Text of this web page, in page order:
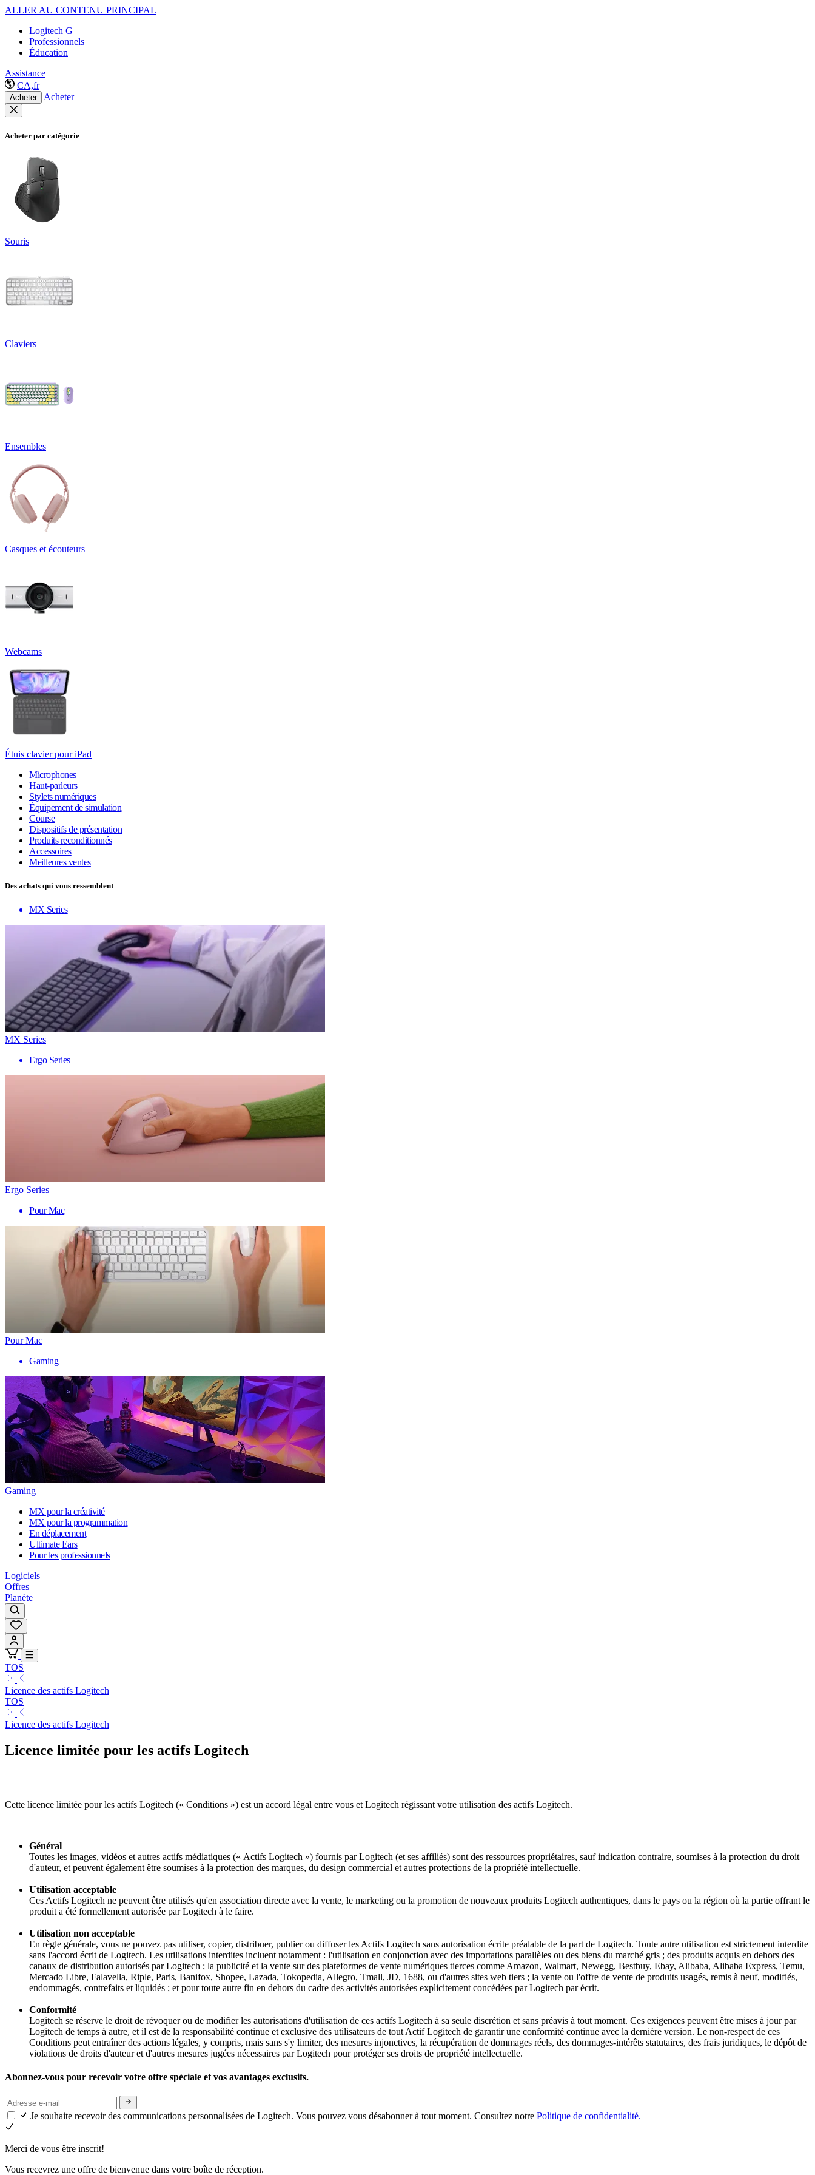
ALLER AU CONTENU PRINCIPAL
Logitech G
Professionnels
Éducation
Assistance
CA,fr
Acheter Acheter
Acheter par catégorie
Souris
Claviers
Ensembles
Casques et écouteurs
Webcams
Étuis clavier pour iPad
Microphones
Haut-parleurs
Stylets numériques
Équipement de simulation
Course
Dispositifs de présentation
Produits reconditionnés
Accessoires
Meilleures ventes
Des achats qui vous ressemblent
MX Series
MX Series
Ergo Series
Ergo Series
Pour Mac
Pour Mac
Gaming
Gaming
MX pour la créativité
MX pour la programmation
En déplacement
Ultimate Ears
Pour les professionnels
Logiciels
Offres
Planète
TOS
Licence des actifs Logitech
TOS
Licence des actifs Logitech
Licence limitée pour les actifs Logitech
Cette licence limitée pour les actifs Logitech (« Conditions ») est un accord légal entre vous et Logitech régissant votre utilisation des actifs Logitech.
Général
Toutes les images, vidéos et autres actifs médiatiques (« Actifs Logitech ») fournis par Logitech (et ses affiliés) sont des ressources propriétaires, sauf indication contraire, soumises à la protection du droit
d'auteur, et peuvent également être soumises à la protection des marques, du design commercial et autres protections de la propriété intellectuelle.
Utilisation acceptable
Ces Actifs Logitech ne peuvent être utilisés qu'en association directe avec la vente, le marketing ou la promotion de nouveaux produits Logitech authentiques, dans le pays ou la région où la partie offrant le
produit a été formellement autorisée par Logitech à le faire.
Utilisation non acceptable
En règle générale, vous ne pouvez pas utiliser, copier, distribuer, publier ou diffuser les Actifs Logitech sans autorisation écrite préalable de la part de Logitech. Toute autre utilisation est strictement interdite
sans l'accord écrit de Logitech. Les utilisations interdites incluent notamment : l'utilisation en conjonction avec des importations parallèles ou des biens du marché gris ; des produits acquis en dehors des
canaux de distribution autorisés par Logitech ; la publicité et la vente sur des plateformes de vente numériques tierces comme Amazon, Walmart, Newegg, Bestbuy, Ebay, Alibaba, Alibaba Express, Temu,
Mercado Libre, Falavella, Riple, Paris, Banifox, Shopee, Lazada, Tokopedia, Allegro, Tmall, JD, 1688, ou d'autres sites web tiers ; la vente ou l'offre de vente de produits usagés, remis à neuf, modifiés,
endommagés, contrefaits et liquidés ; et pour toute autre fin en dehors du cadre des activités autorisées explicitement concédées par Logitech par écrit.
Conformité
Logitech se réserve le droit de révoquer ou de modifier les autorisations d'utilisation de ces actifs Logitech à sa seule discrétion et sans préavis à tout moment. Ces exigences peuvent être mises à jour par
Logitech de temps à autre, et il est de la responsabilité continue et exclusive des utilisateurs de tout Actif Logitech de garantir une conformité continue avec la dernière version. Le non-respect de ces
Conditions peut entraîner des actions légales, y compris, mais sans s'y limiter, des mesures injonctives, la récupération de dommages réels, des dommages-intérêts statutaires, des frais juridiques, le dépôt de
violations de droits d'auteur et d'autres mesures jugées nécessaires par Logitech pour protéger ses droits de propriété intellectuelle.
Abonnez-vous pour recevoir votre offre spéciale et vos avantages exclusifs.
Je souhaite recevoir des communications personnalisées de Logitech. Vous pouvez vous désabonner à tout moment. Consultez notre Politique de confidentialité.
Merci de vous être inscrit!
Vous recevrez une offre de bienvenue dans votre boîte de réception.